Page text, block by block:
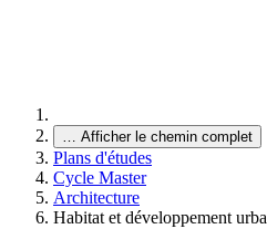
… Afficher le chemin complet
Plans d'études
Cycle Master
Architecture
Habitat et développement